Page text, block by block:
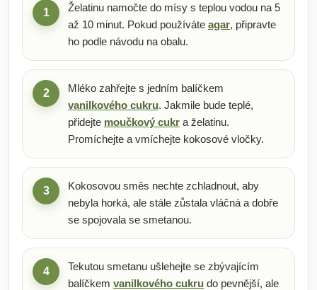
1
Želatinu namočte do mísy s teplou vodou na 5
až 10 minut. Pokud používáte agar, připravte
ho podle návodu na obalu.
2
Mléko zahřejte s jedním balíčkem
vanilkového cukru. Jakmile bude teplé,
přidejte moučkový cukr a želatinu.
Promíchejte a vmíchejte kokosové vločky.
3
Kokosovou směs nechte zchladnout, aby
nebyla horká, ale stále zůstala vláčná a dobře
se spojovala se smetanou.
4
Tekutou smetanu ušlehejte se zbývajícím
balíčkem vanilkového cukru do pevnější, ale